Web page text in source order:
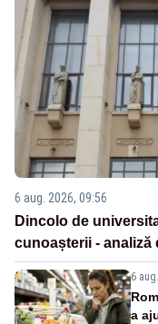
6 aug. 2026, 09:56
Dincolo de
cunoașterii - analiză
6
a